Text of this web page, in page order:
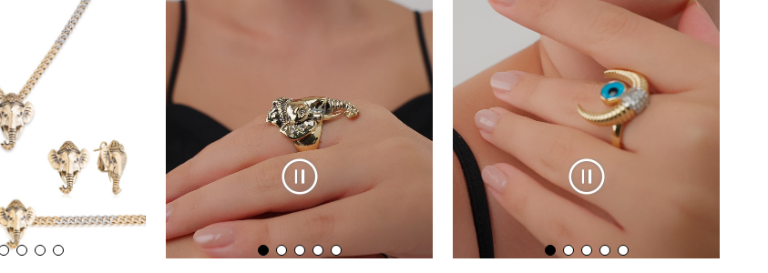
Ücretsiz
Ücretsiz